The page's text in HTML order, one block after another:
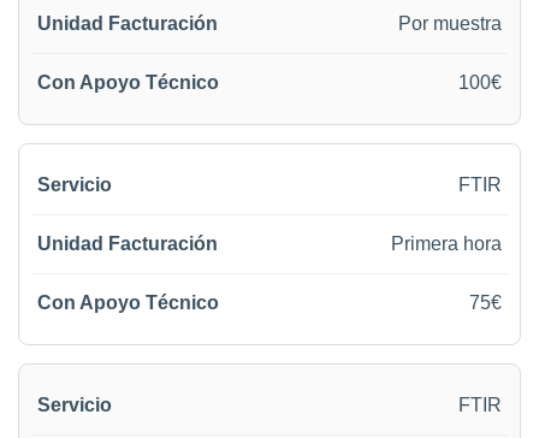
Por muestra
100€
FTIR
Primera hora
75€
FTIR